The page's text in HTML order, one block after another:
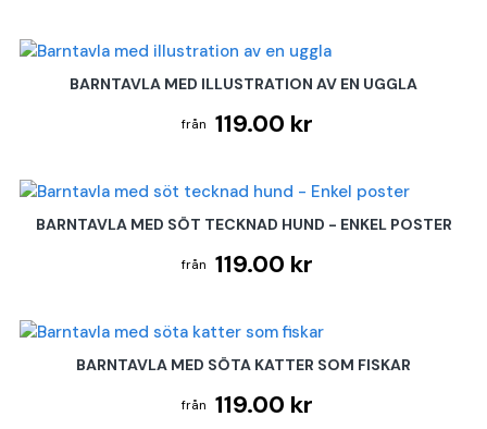
BARNTAVLA MED ILLUSTRATION AV EN UGGLA
119.00 kr
BARNTAVLA MED SÖT TECKNAD HUND - ENKEL POSTER
119.00 kr
BARNTAVLA MED SÖTA KATTER SOM FISKAR
119.00 kr